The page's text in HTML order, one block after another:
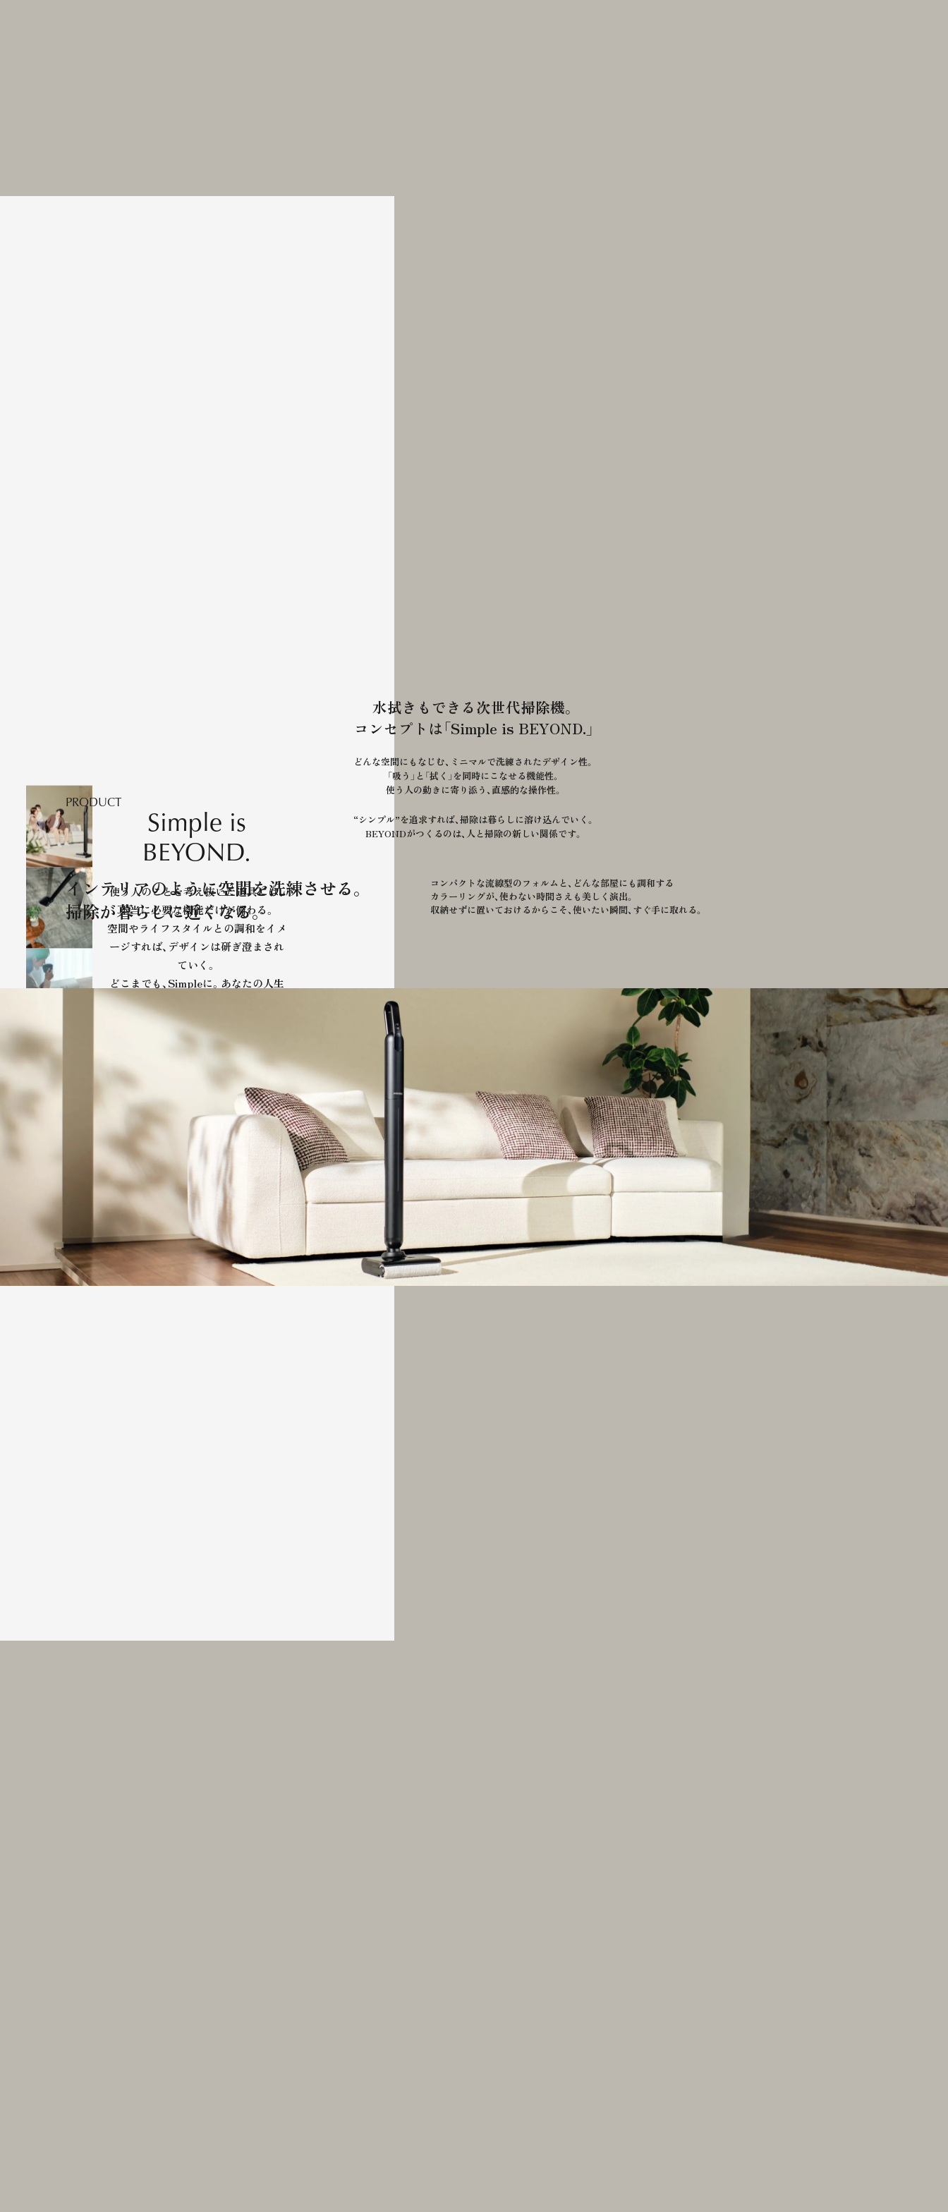
Simple is
BEYOND.
使う人のことを考え抜いた道具には、
本当に必要な機能だけが備わる。
空間やライフスタイルとの調和をイメ
ージすれば、 デザインは研ぎ澄まされ
ていく。
どこまでも、Simpleに。あなたの人生
を美しく整える、BEYONDという提
案。
水拭きもできる次世代掃除機。
コンセプトは「Simple is BEYOND.」
どんな空間にもなじむ、 ミニマルで洗練されたデザイン性。
「吸う」と「拭く」を同時にこなせる機能性。
使う人の動きに寄り添う、直感的な操作性。
“シンプル”を追求すれば、 掃除は暮らしに溶け込んでいく。
BEYONDがつくるのは、 人と掃除の新しい関係です。
PRODUCT
インテリアのように空間を洗練させる。
掃除が暮らしに近くなる。
コンパクトな流線型のフォルムと、 どんな部屋にも調和する
カラーリングが、使わない時間さえも美しく演出。
収納せずに置いておけるからこそ、使いたい瞬間、すぐ手に取れる。